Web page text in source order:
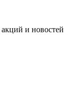
и новостей